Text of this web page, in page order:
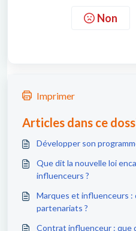
Non
Imprimer
Articles dans ce
Développer son
Que dit la nouvelle loi
influenceurs ?
Marques et influenceurs :
partenariats ?
Contrat influenceur : que